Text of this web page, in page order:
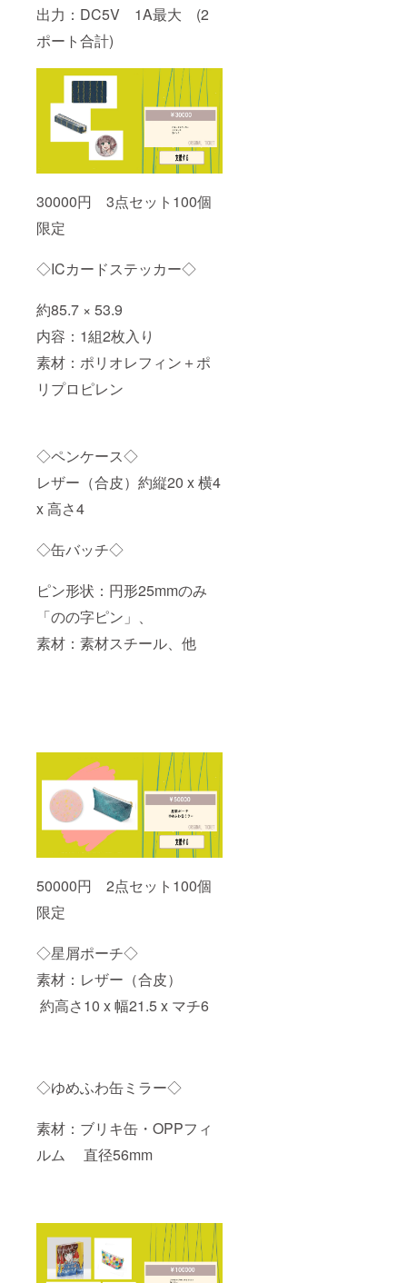
出力：DC5V 1A最大 (2
ポート合計)
30000円 3点セット100個
限定
◇ICカードステッカー◇
約85.7 × 53.9
内容：1組2枚入り
素材：ポリオレフィン＋ポ
リプロピレン
◇ペンケース◇
レザー（合皮）約縦20 x 横4
x 高さ4
◇缶バッチ◇
ピン形状：円形25mmのみ
「のの字ピン」、
素材：素材スチール、他
50000円 2点セット100個
限定
◇星屑ポーチ◇
素材：レザー（合皮）
約高さ10 x 幅21.5 x マチ6
◇ゆめふわ缶ミラー◇
素材：ブリキ缶・OPPフィ
ルム 直径56mm